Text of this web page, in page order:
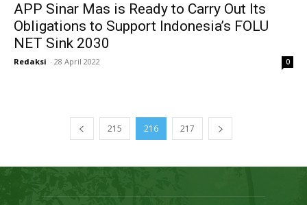
APP Sinar Mas is Ready to Carry Out Its
Obligations to Support Indonesia’s FOLU
NET Sink 2030
Redaksi - 28 April 2022 0
215 216 217